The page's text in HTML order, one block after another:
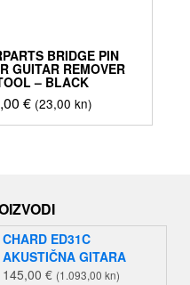
BRIDGE PIN
GUITAR REMOVER
– BLACK
€ (23,00 kn)
CHARD ED31C
AKUSTIČNA GITARA
145,00 € (1.093,00 kn)